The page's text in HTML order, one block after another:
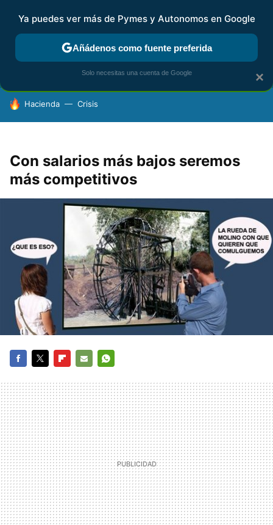
FISCALIDAD Y CONTABILIDAD KIT DIGITAL RENTA
HOY SE HABLA DE
Hacienda Crisis
Con salarios más bajos seremos
más competitivos
MAIL
×
Ya puedes ver más de Pymes y Autonomos en Google
Añádenos como fuente preferida
Solo necesitas una cuenta de Google